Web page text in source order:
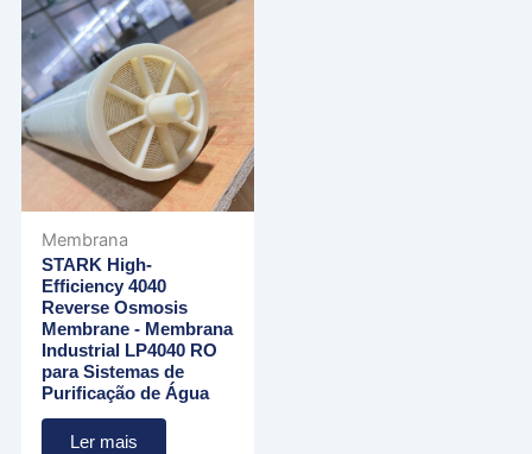
Membrana
STARK High-
Efficiency 4040
Reverse Osmosis
Membrane - Membrana
Industrial LP4040 RO
para Sistemas de
Purificação de Água
Ler mais